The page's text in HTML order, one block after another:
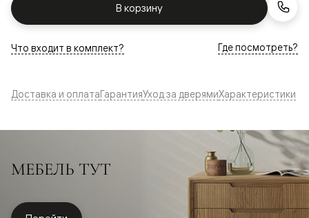
В корзину
Что входит в комплект? Где посмотреть?
Доставка и оплатаГарантияУход за дверямиХарактеристики
МЕБЕЛЬ ТУТ